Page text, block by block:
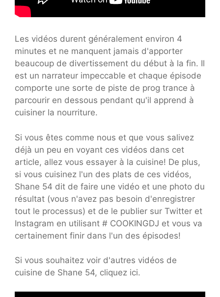
Les vidéos durent généralement environ 4
minutes et ne manquent jamais d'apporter
beaucoup de divertissement du début à la fin. Il
est un narrateur impeccable et chaque épisode
comporte une sorte de piste de prog trance à
parcourir en dessous pendant qu'il apprend à
cuisiner la nourriture.
Si vous êtes comme nous et que vous salivez
déjà un peu en voyant ces vidéos dans cet
article, allez vous essayer à la cuisine! De plus,
si vous cuisinez l'un des plats de ces vidéos,
Shane 54 dit de faire une vidéo et une photo du
résultat (vous n'avez pas besoin d'enregistrer
tout le processus) et de le publier sur Twitter et
Instagram en utilisant # COOKINGDJ et vous va
certainement finir dans l'un des épisodes!
Si vous souhaitez voir d'autres vidéos de
cuisine de Shane 54, cliquez ici.